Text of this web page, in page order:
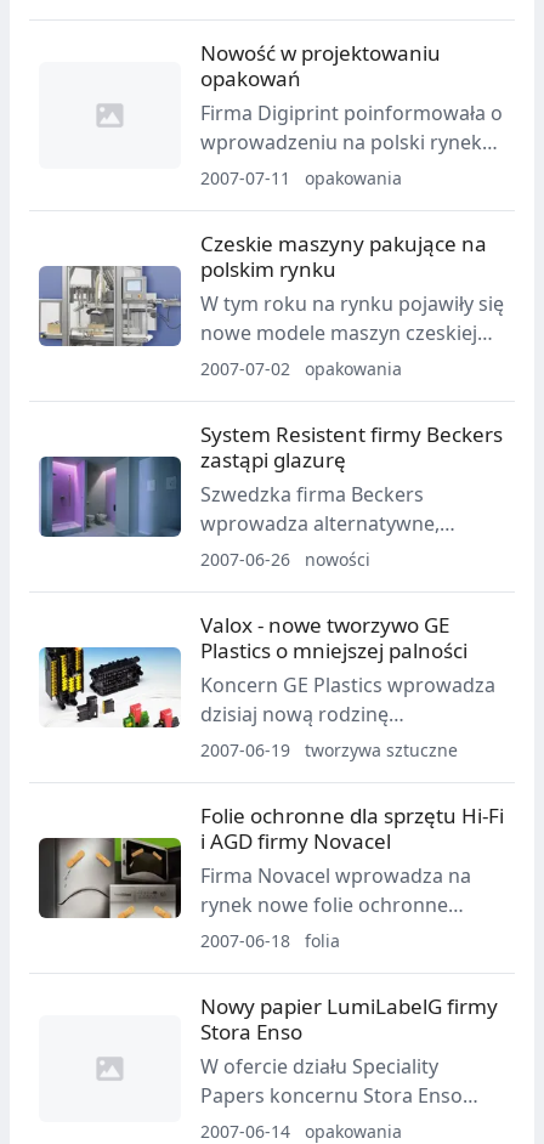
przeznaczony do laserowego
znakowania korków do wina z
tworzyw sztucznych.
Nowość w projektowaniu
opakowań
Firma Digiprint poinformowała o
wprowadzeniu na polski rynek
nowego urządzenia DeskPack z
rewolucja w projektowaniu
opakowań.
2007-07-11 opakowania
Czeskie maszyny pakujące na
polskim rynku
W tym roku na rynku pojawiły się
nowe modele maszyn czeskiej
firmy Velteko. Dotychczasowe
zostały dopracowane i jeszcze
bardziej unowocześnione.
Inżynierowie Velteko
wykorzystali wieloletnie firmowe
doświadczenie i stworzyli sprzęt,
pod wieloma względami
innowacyjny. Chodzi zwłaszcza o
pionowe maszyny pakujące HSV
101B, urządzenia kartonujące
VSK 12 i automaty RSV 60 do
pakowania w gotowe
2007-07-02 opakowania
System Resistent firmy Beckers
zastąpi glazurę
Szwedzka firma Beckers
wprowadza alternatywne,
chroniące przed niszczącym
Zastąpi on glazurę, która była do
tej pory najpowszechniej
stosowanym materiałem w
takich pomieszczeniach jak
łazienki, sale operacyjne oraz
gabinety lekarskie.
2007-06-26 nowości
Valox - nowe tworzywo GE
Plastics o mniejszej palności
Koncern GE Plastics wprowadza
dzisiaj nową rodzinę
termoplastycznych tworzyw
one producentom i dostawcom
urządzeń elektrycznych i
elektronicznych (E/E) zachować
zgodność z przepisami
ograniczającymi korzystanie z i
utylizację substancji
niebezpiecznych. Produkt trafi
na rynek w trzecim kwartale
2007 r.
2007-06-19 tworzywa sztuczne
Folie ochronne dla sprzętu Hi-Fi
i AGD firmy Novacel
Firma Novacel wprowadza na
rynek nowe folie ochronne
przeznaczone specjalnie dla
folie samoprzylepne na bazie
2007-06-18 folia
Nowy papier LumiLabelG firmy
Stora Enso
W ofercie działu Speciality
Papers koncernu Stora Enso
pojawił się nowy papier
2007-06-14 opakowania